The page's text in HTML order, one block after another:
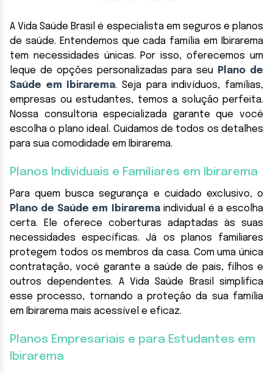
A Vida Saúde Brasil é especialista em seguros e planos
de saúde. Entendemos que cada família em Ibirarema
tem necessidades únicas. Por isso, oferecemos um
leque de opções personalizadas para seu Plano de
Saúde em Ibirarema. Seja para indivíduos, famílias,
empresas ou estudantes, temos a solução perfeita.
Nossa consultoria especializada garante que você
escolha o plano ideal. Cuidamos de todos os detalhes
para sua comodidade em Ibirarema.
Planos Individuais e Familiares em Ibirarema
Para quem busca segurança e cuidado exclusivo, o
Plano de Saúde em Ibiraremaindividual é a escolha
certa. Ele oferece coberturas adaptadas às suas
necessidades específicas. Já os planos familiares
protegem todos os membros da casa. Com uma única
contratação, você garante a saúde de pais, filhos e
outros dependentes. A Vida Saúde Brasil simplifica
esse processo, tornando a proteção da sua família
em Ibirarema mais acessível e eficaz.
Planos Empresariais e para Estudantes em
Ibirarema